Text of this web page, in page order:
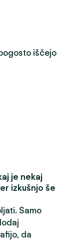
iščejo
je nekaj
izkušnjo še
Samo
da